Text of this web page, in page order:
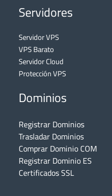
Servidores
Servidor VPS
VPS Barato
Servidor Cloud
Protección VPS
Dominios
Registrar Dominios
Trasladar Dominios
Comprar Dominio COM
Registrar Dominio ES
Certificados SSL